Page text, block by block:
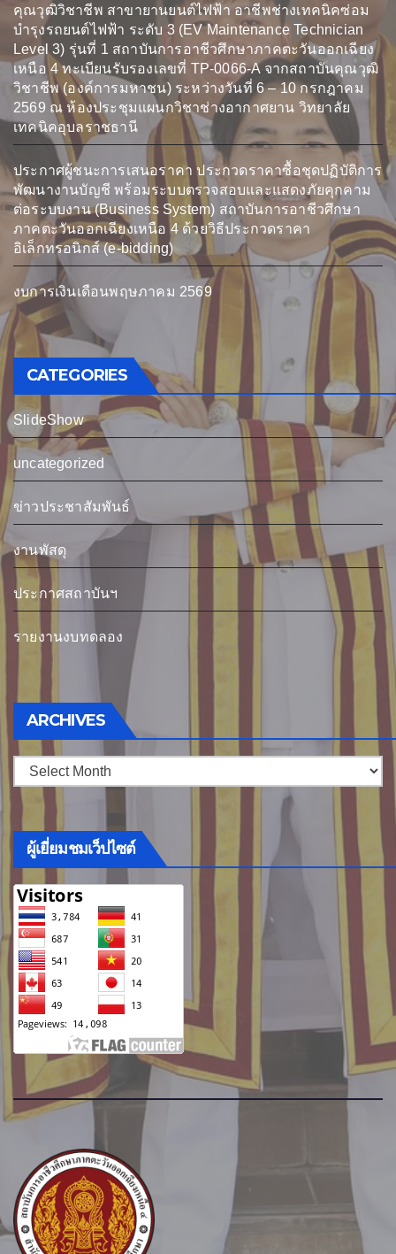
คุณวุฒิวิชาชีพ สาขายานยนต์ไฟฟ้า อาชีพช่างเทคนิคซ่อม
บำรุงรถยนต์ไฟฟ้า ระดับ 3 (EV Maintenance Technician
Level 3) รุ่นที่ 1 สถาบันการอาชีวศึกษาภาคตะวันออกเฉียง
เหนือ 4 ทะเบียนรับรองเลขที่ TP-0066-A จากสถาบันคุณวุฒิ
วิชาชีพ (องค์การมหาชน) ระหว่างวันที่ 6 – 10 กรกฎาคม
2569 ณ ห้องประชุมแผนกวิชาช่างอากาศยาน วิทยาลัย
เทคนิคอุบลราชธานี
ประกาศผู้ชนะการเสนอราคา ประกวดราคาซื้อชุดปฏิบัติการ
พัฒนางานบัญชี พร้อมระบบตรวจสอบและแสดงภัยคุกคาม
ต่อระบบงาน (Business System) สถาบันการอาชีวศึกษา
ภาคตะวันออกเฉียงเหนือ 4 ด้วยวิธีประกวดราคา
อิเล็กทรอนิกส์ (e-bidding)
งบการเงินเดือนพฤษภาคม 2569
CATEGORIES
SlideShow
uncategorized
ข่าวประชาสัมพันธ์
งานพัสดุ
ประกาศสถาบันฯ
รายงานงบทดลอง
ARCHIVES Archives
ผู้เยี่ยมชมเว็ปไซต์